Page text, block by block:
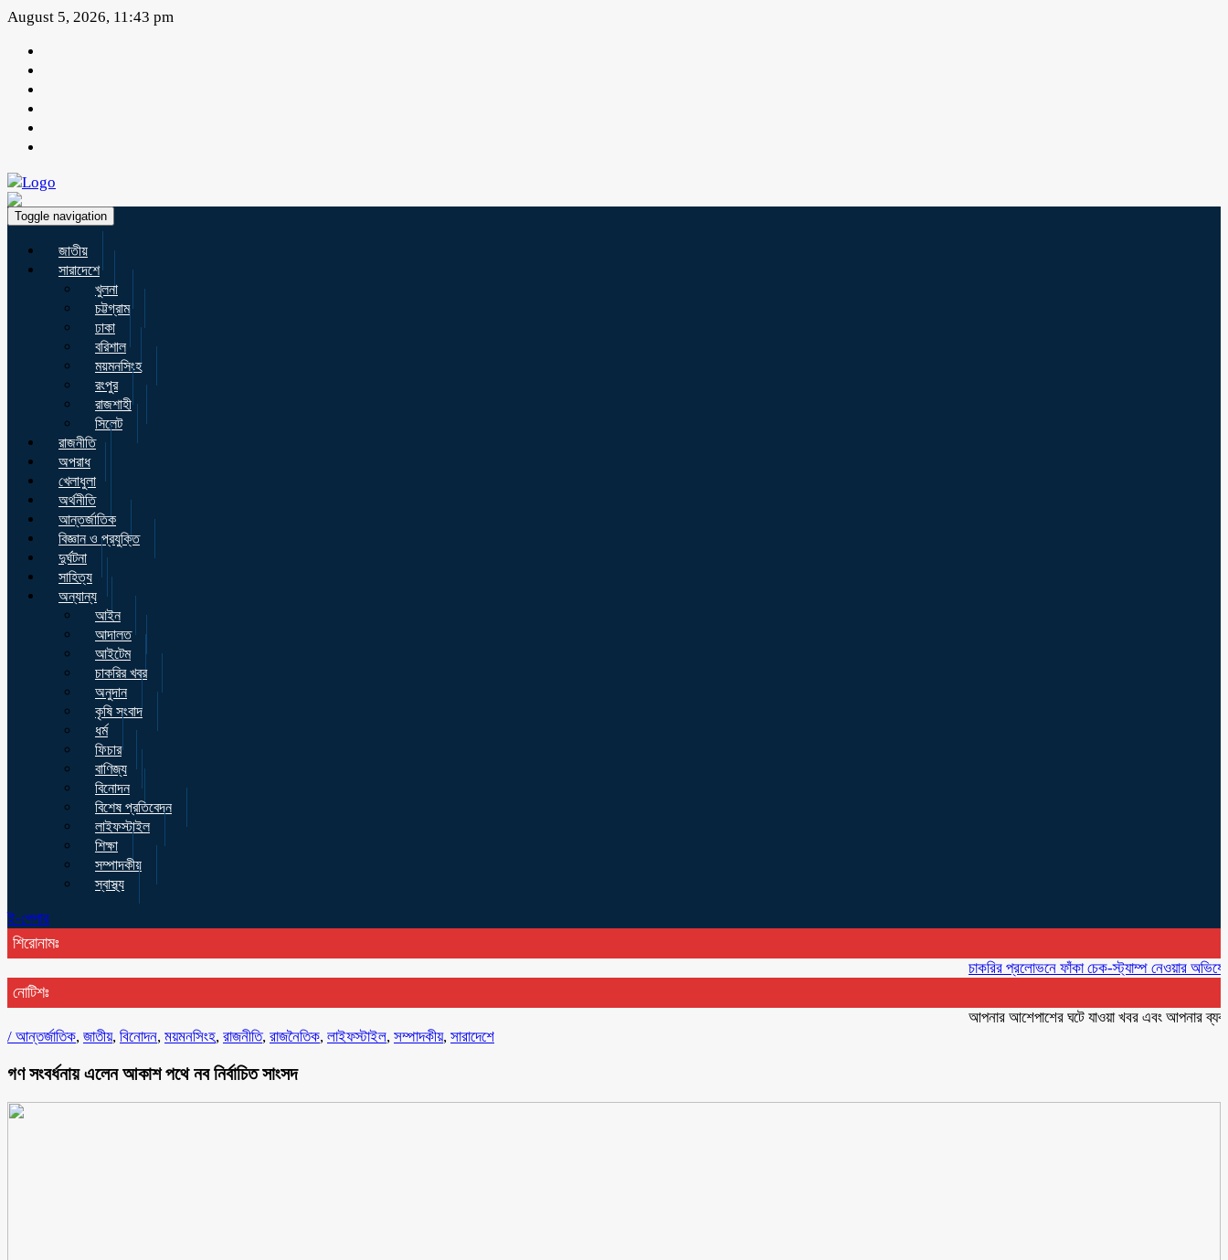
August 5, 2026, 11:43 pm
Toggle navigation
জাতীয়
সারাদেশে
খুলনা
চট্টগ্রাম
ঢাকা
বরিশাল
ময়মনসিংহ
রংপুর
রাজশাহী
সিলেট
রাজনীতি
অপরাধ
খেলাধুলা
অর্থনীতি
আন্তর্জাতিক
বিজ্ঞান ও প্রযুক্তি
দুর্ঘটনা
সাহিত্য
অন্যান্য
আইন
আদালত
আইটেম
চাকরির খবর
অনুদান
কৃষি সংবাদ
ধর্ম
ফিচার
বাণিজ্য
বিনোদন
বিশেষ প্রতিবেদন
লাইফস্টাইল
শিক্ষা
সম্পাদকীয়
স্বাস্থ্য
ই-পেপার
শিরোনামঃ
চাকরির প্রলোভনে ফাঁকা চেক-স্ট্যাম্প নেওয়ার অভিযোগ,
নোটিশঃ
আপনার আশেপাশের ঘটে যাওয়া খবর এবং আপনার ব্যবসার
/ আন্তর্জাতিক, জাতীয়, বিনোদন, ময়মনসিংহ, রাজনীতি, রাজনৈতিক, লাইফস্টাইল, সম্পাদকীয়, সারাদেশে
গণ সংবর্ধনায় এলেন আকাশ পথে নব নির্বাচিত সাংসদ